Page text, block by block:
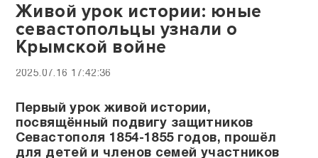
Живой урок истории: юные
севастопольцы узнали о
Крымской войне
2025.07.16 17:42:36
Первый урок живой истории,
посвящённый подвигу защитников
Севастополя 1854-1855 годов, прошёл
для детей и членов семей участников